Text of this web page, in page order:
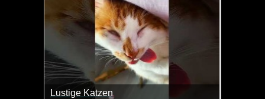
Lustige Katzen